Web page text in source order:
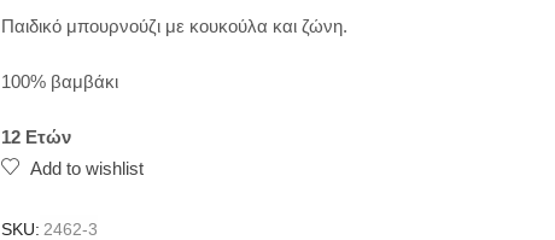
Παιδικό μπουρνούζι με κουκούλα και ζώνη.
100% βαμβάκι
12 Ετών
Add to wishlist
SKU: 2462-3